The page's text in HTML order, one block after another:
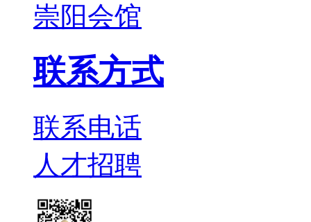
崇阳会馆
联系方式
联系电话
人才招聘